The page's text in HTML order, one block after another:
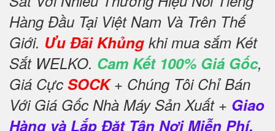
Hàng Đầu Tại Việt Nam Và Trên Thế
Giới. Ưu Đãi Khủng khi mua sắm Két
Sắt WELKO. Cam Kết 100% Giá Gốc,
Giá Cực SOCK+ Chúng Tôi Chỉ Bán
Với Giá Gốc Nhà Máy Sản Xuất + Giao
Hàng và Lắp Đặt Tận Nơi Miễn Phí.